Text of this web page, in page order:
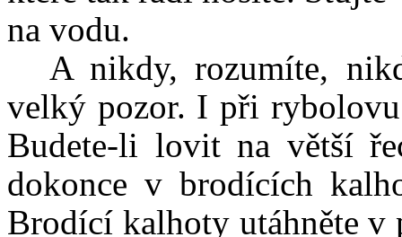
na vodu.
A nikdy, rozumíte,
velký pozor. I při rybolovu
Budete-li lovit na větší
dokonce v brodících
Brodící kalhoty utáhněte v